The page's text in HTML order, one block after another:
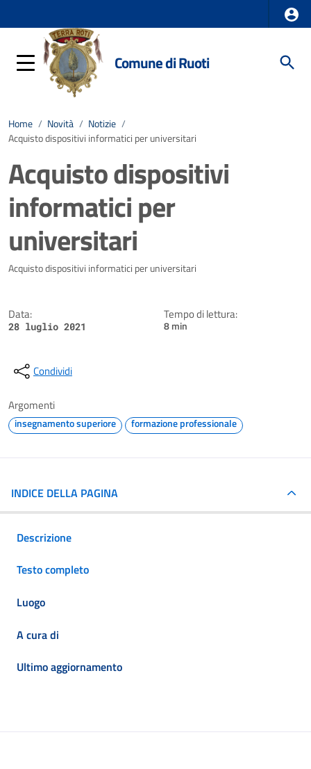
Comune di Ruoti
Home / Novità / Notizie /
Acquisto dispositivi informatici per universitari
Acquisto dispositivi
informatici per
universitari
Dettagli della notizia
Acquisto dispositivi informatici per universitari
Data:
28 luglio 2021
Tempo di lettura:
8 min
Condividi
Argomenti
insegnamento superiore formazione professionale
INDICE DELLA PAGINA
Descrizione
Testo completo
Luogo
A cura di
Ultimo aggiornamento